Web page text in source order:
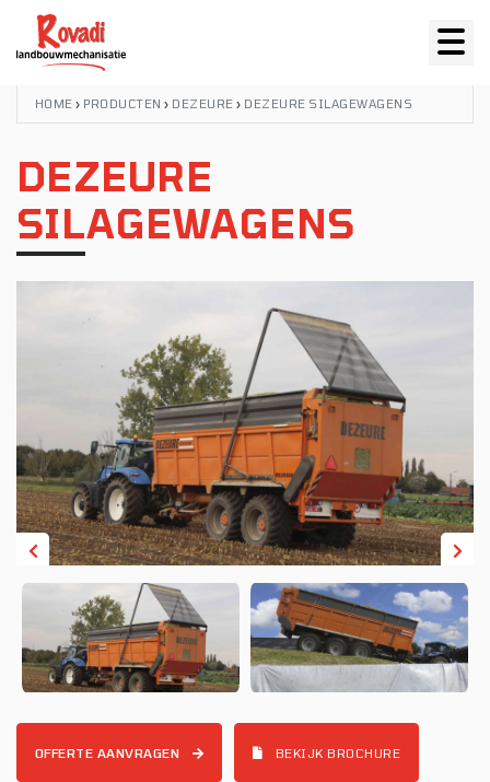
HOME › PRODUCTEN › DEZEURE › DEZEURE SILAGEWAGENS
DEZEURE
SILAGEWAGENS
OFFERTE AANVRAGEN BEKIJK BROCHURE